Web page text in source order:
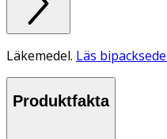
Läkemedel. Läs
Produktfakta